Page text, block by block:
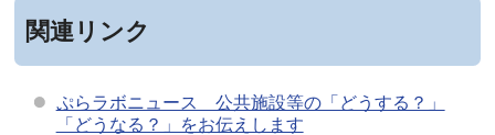
関連リンク
ぷらラボニュース 公共施設等の「どうする？」
「どうなる？」をお伝えします